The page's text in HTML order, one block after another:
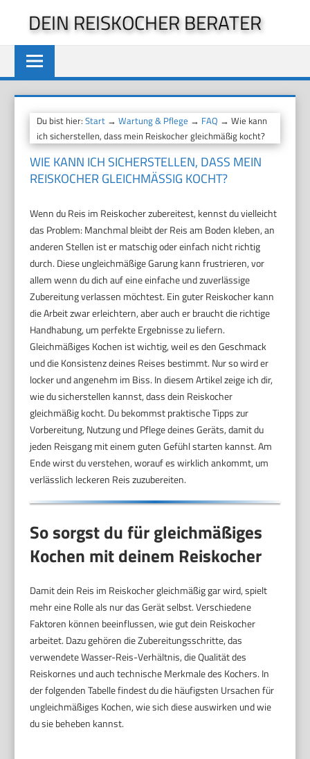
springen
DEIN REISKOCHER BERATER
Du bist hier:Start →Wartung & Pflege → FAQ → Wie kann
ich sicherstellen, dass mein Reiskocher gleichmäßig kocht?
WIE KANN ICH SICHERSTELLEN, DASS MEIN
REISKOCHER GLEICHMÄSSIG KOCHT?
Wenn du Reis im Reiskocher zubereitest, kennst du vielleicht
das Problem: Manchmal bleibt der Reis am Boden kleben, an
anderen Stellen ist er matschig oder einfach nicht richtig
durch. Diese ungleichmäßige Garung kann frustrieren, vor
allem wenn du dich auf eine einfache und zuverlässige
Zubereitung verlassen möchtest. Ein guter Reiskocher kann
die Arbeit zwar erleichtern, aber auch er braucht die richtige
Handhabung, um perfekte Ergebnisse zu liefern.
Gleichmäßiges Kochen ist wichtig, weil es den Geschmack
und die Konsistenz deines Reises bestimmt. Nur so wird er
locker und angenehm im Biss. In diesem Artikel zeige ich dir,
wie du sicherstellen kannst, dass dein Reiskocher
gleichmäßig kocht. Du bekommst praktische Tipps zur
Vorbereitung, Nutzung und Pflege deines Geräts, damit du
jeden Reisgang mit einem guten Gefühl starten kannst. Am
Ende wirst du verstehen, worauf es wirklich ankommt, um
verlässlich leckeren Reis zuzubereiten.
So sorgst du für gleichmäßiges
Kochen mit deinem Reiskocher
Damit dein Reis im Reiskocher gleichmäßig gar wird, spielt
mehr eine Rolle als nur das Gerät selbst. Verschiedene
Faktoren können beeinflussen, wie gut dein Reiskocher
arbeitet. Dazu gehören die Zubereitungsschritte, das
verwendete Wasser-Reis-Verhältnis, die Qualität des
Reiskornes und auch technische Merkmale des Kochers. In
der folgenden Tabelle findest du die häufigsten Ursachen für
ungleichmäßiges Kochen, wie sich diese auswirken und wie
du sie beheben kannst.